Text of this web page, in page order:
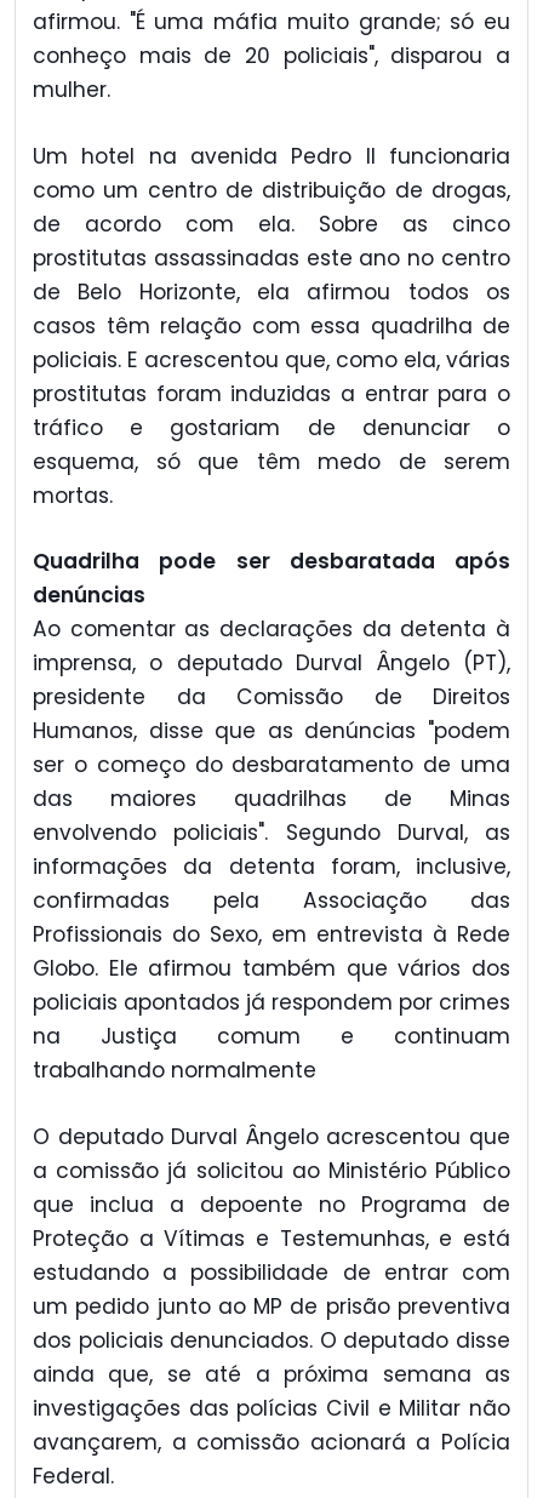
afirmou. "É uma máfia muito grande; só eu
conheço mais de 20 policiais", disparou a
mulher.
Um hotel na avenida Pedro II funcionaria
como um centro de distribuição de drogas,
de acordo com ela. Sobre as cinco
prostitutas assassinadas este ano no centro
de Belo Horizonte, ela afirmou todos os
casos têm relação com essa quadrilha de
policiais. E acrescentou que, como ela, várias
prostitutas foram induzidas a entrar para o
tráfico e gostariam de denunciar o
esquema, só que têm medo de serem
mortas.
Quadrilha pode ser desbaratada após
denúncias
Ao comentar as declarações da detenta à
imprensa, o deputado Durval Ângelo (PT),
presidente da Comissão de Direitos
Humanos, disse que as denúncias "podem
ser o começo do desbaratamento de uma
das maiores quadrilhas de Minas
envolvendo policiais". Segundo Durval, as
informações da detenta foram, inclusive,
confirmadas pela Associação das
Profissionais do Sexo, em entrevista à Rede
Globo. Ele afirmou também que vários dos
policiais apontados já respondem por crimes
na Justiça comum e continuam
trabalhando normalmente
O deputado Durval Ângelo acrescentou que
a comissão já solicitou ao Ministério Público
que inclua a depoente no Programa de
Proteção a Vítimas e Testemunhas, e está
estudando a possibilidade de entrar com
um pedido junto ao MP de prisão preventiva
dos policiais denunciados. O deputado disse
ainda que, se até a próxima semana as
investigações das polícias Civil e Militar não
avançarem, a comissão acionará a Polícia
Federal.